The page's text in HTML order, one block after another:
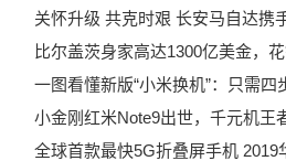
关怀升级 共克时艰 长安马自达携
比尔盖茨身家高达1300亿美金，
一图看懂新版“小米换机”：只需四
小金刚红米Note9出世，千元机王
全球首款最快5G折叠屏手机 2019